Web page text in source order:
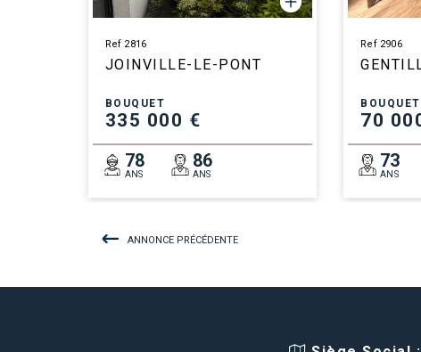
Ref 2816
JOINVILLE-LE-PONT
BOUQUET
335 000 €
78
ANS
86
ANS
Ref 2906
BOUQUET
70
73
ANS
ANNONCE PRÉCÉDENTE